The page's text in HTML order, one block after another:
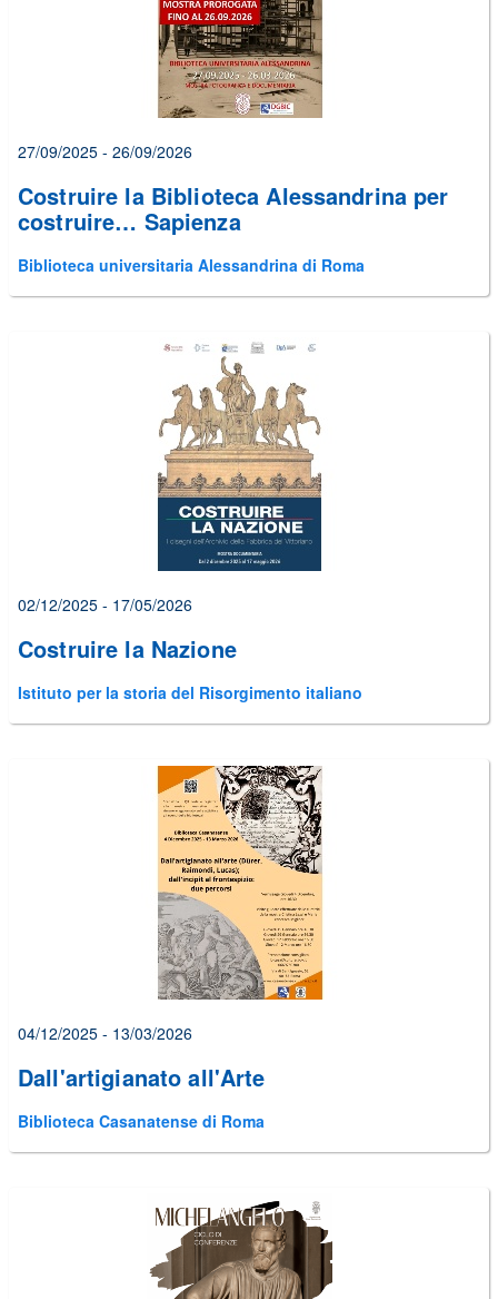
27/09/2025 - 26/09/2026
Costruire la Biblioteca Alessandrina per
costruire… Sapienza
Biblioteca universitaria Alessandrina di Roma
02/12/2025 - 17/05/2026
Costruire la Nazione
Istituto per la storia del Risorgimento italiano
04/12/2025 - 13/03/2026
Dall'artigianato all'Arte
Biblioteca Casanatense di Roma